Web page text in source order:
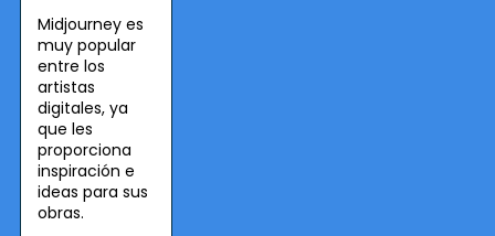
Midjourney es
muy popular
entre los
artistas
digitales, ya
que les
proporciona
inspiración e
ideas para sus
obras.